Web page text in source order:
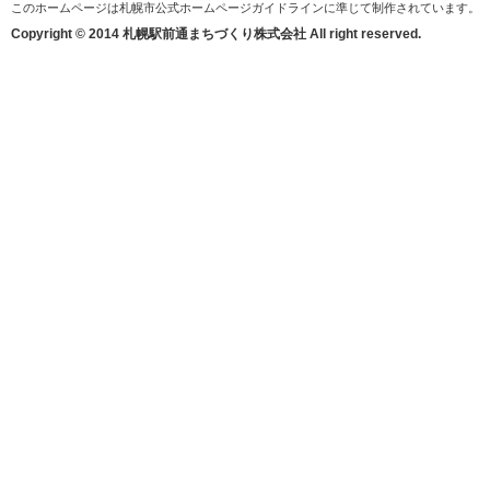
このホームページは札幌市公式ホームページガイドラインに準じて制作されています。
Copyright © 2014 札幌駅前通まちづくり株式会社 All right reserved.